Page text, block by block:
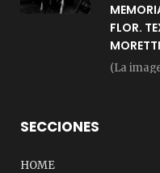
FLOR.
MORETTI
SECCIONES
HOME